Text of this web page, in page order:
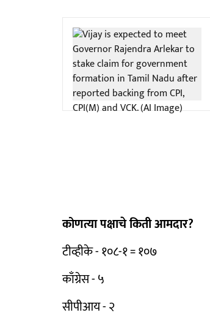
कोणत्या पक्षाचे किती आमदार?
टीव्हीके - १०८-१ = १०७
काँग्रेस - ५
सीपीआय - २